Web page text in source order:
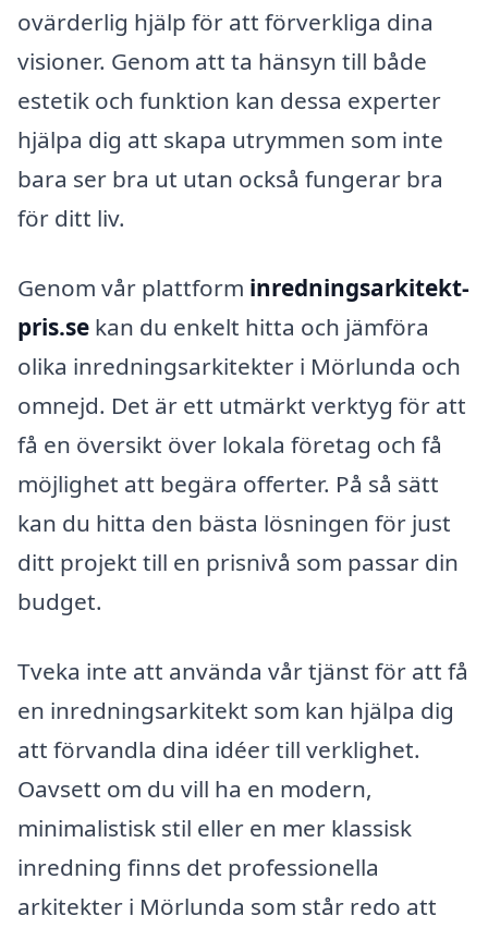
ovärderlig hjälp för att förverkliga dina
visioner. Genom att ta hänsyn till både
estetik och funktion kan dessa experter
hjälpa dig att skapa utrymmen som inte
bara ser bra ut utan också fungerar bra
för ditt liv.
Genom vår plattform inredningsarkitekt-
pris.se kan du enkelt hitta och jämföra
olika inredningsarkitekter i Mörlunda och
omnejd. Det är ett utmärkt verktyg för att
få en översikt över lokala företag och få
möjlighet att begära offerter. På så sätt
kan du hitta den bästa lösningen för just
ditt projekt till en prisnivå som passar din
budget.
Tveka inte att använda vår tjänst för att få
en inredningsarkitekt som kan hjälpa dig
att förvandla dina idéer till verklighet.
Oavsett om du vill ha en modern,
minimalistisk stil eller en mer klassisk
inredning finns det professionella
arkitekter i Mörlunda som står redo att